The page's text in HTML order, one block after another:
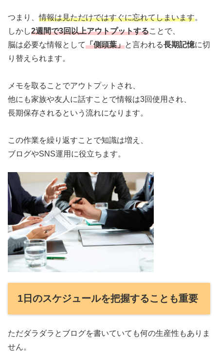
つまり、情報は見ただけではすぐに忘れてしまいます。
しかし2週間で3回以上アウトプットすることで、
脳は必要な情報として「側頭葉」と言われる長期記憶に切
り替えられます。
メモを取ることでアウトプットされ、
他にも家族や友人に話すことで情報は3回使用され、
長期保存されるという流れになります。
この作業を繰り返すことで知識は増え、
ブログやSNS運用に役立ちます。
1日のスケジュールを把握することも重要
ただダラダラとブログを書いていても何の生産性もありま
せん。